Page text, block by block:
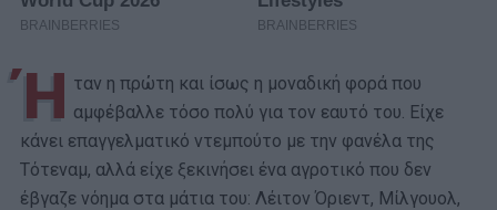
Ή ταν η πρώτη και ίσως η μοναδική φορά που
αμφέβαλλε τόσο πολύ για τον εαυτό του. Είχε
κάνει επαγγελματικό ντεμπούτο με την φανέλα της
Τότεναμ, αλλά είχε ξεκινήσει ένα αγροτικό που δεν
έβγαζε νόημα στα μάτια του: Λέιτον Όριεντ, Μίλγουολ,